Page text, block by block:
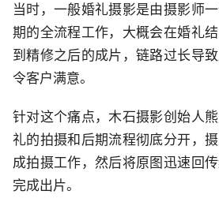
当时，一般婚礼摄影是由摄影师
期的全流程工作，大概会在婚礼
到精修之后的成片，链路过长导
令客户满意。
针对这个痛点，木石摄影创始人
礼的拍摄和后期流程彻底分开，
成拍摄工作，然后将原图迅速回
完成出片。